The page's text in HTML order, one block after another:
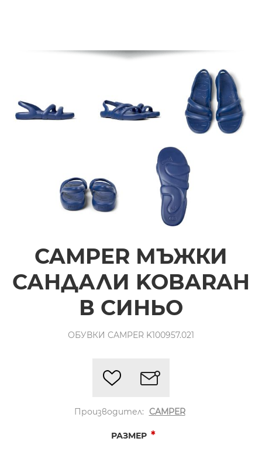
CAMPER МЪЖКИ
САНДАЛИ KOBARAH
В СИНЬО
ОБУВКИ CAMPER K100957.021
Производител: CAMPER
РАЗМЕР *